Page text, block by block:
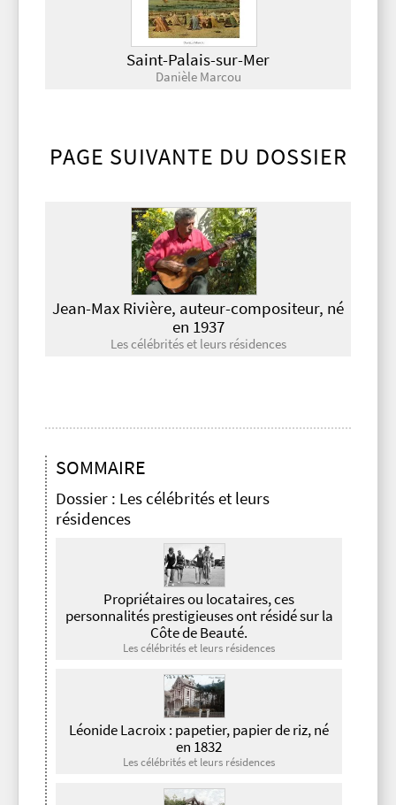
Saint-Palais-sur-Mer
Danièle Marcou
PAGE SUIVANTE DU DOSSIER
Jean-Max Rivière, auteur-compositeur, né
en 1937
Les célébrités et leurs résidences
SOMMAIRE
Dossier : Les célébrités et leurs
résidences
Propriétaires ou locataires, ces
personnalités prestigieuses ont résidé sur la
Côte de Beauté.
Les célébrités et leurs résidences
Léonide Lacroix : papetier, papier de riz, né
en 1832
Les célébrités et leurs résidences